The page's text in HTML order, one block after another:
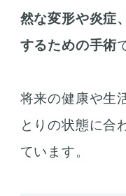
然な変形や炎症
するための手術
将来の健康や生
とりの状態に合
ています。